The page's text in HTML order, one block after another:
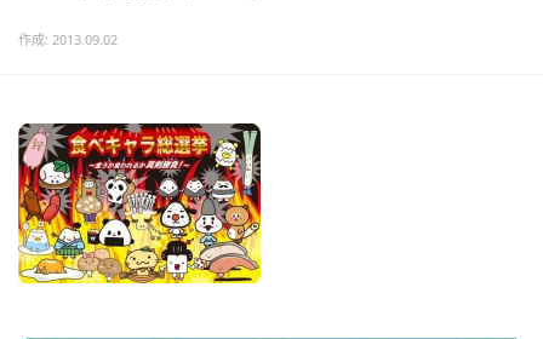
作成: 2013.09.02